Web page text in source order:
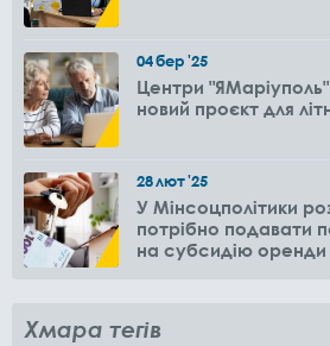
04бер'25
Центри
новий проєкт для
28лют'25
У Мінсоцполітики
потрібно подавати
на субсидію оренди
Хмара тегів